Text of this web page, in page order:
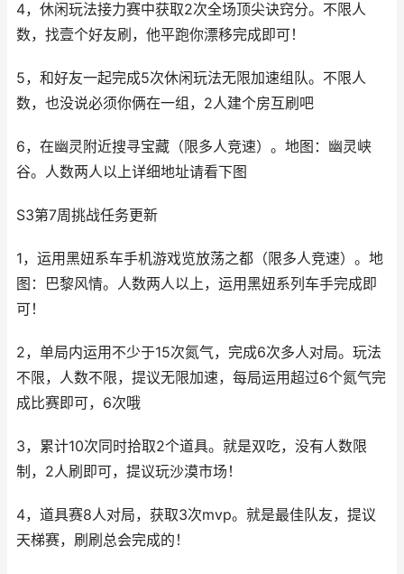
4，休闲玩法接力赛中获取2次全场顶尖诀窍分。不限人
数，找壹个好友刷，他平跑你漂移完成即可！
5，和好友一起完成5次休闲玩法无限加速组队。不限人
数，也没说必须你俩在一组，2人建个房互刷吧
6，在幽灵附近搜寻宝藏（限多人竞速）。地图：幽灵峡
谷。人数两人以上详细地址请看下图
S3第7周挑战任务更新
1，运用黑妞系车手机游戏览放荡之都（限多人竞速）。地
图：巴黎风情。人数两人以上，运用黑妞系列车手完成即
可！
2，单局内运用不少于15次氮气，完成6次多人对局。玩法
不限，人数不限，提议无限加速，每局运用超过6个氮气完
成比赛即可，6次哦
3，累计10次同时拾取2个道具。就是双吃，没有人数限
制，2人刷即可，提议玩沙漠市场！
4，道具赛8人对局，获取3次mvp。就是最佳队友，提议
天梯赛，刷刷总会完成的！